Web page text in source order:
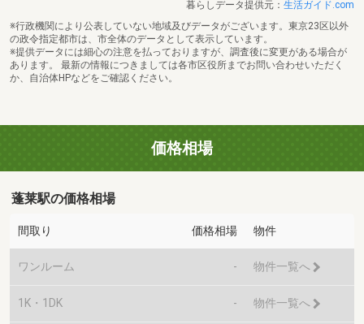
暮らしデータ提供元： 生活ガイド.com
※行政機関により公表していない地域及びデータがございます。東京23区以外
の政令指定都市は、市全体のデータとして表示しています。
※提供データには細心の注意を払っておりますが、調査後に変更がある場合が
あります。 最新の情報につきましては各市区役所までお問い合わせいただく
か、自治体HPなどをご確認ください。
価格相場
蓬莱駅の価格相場
間取り 価格相場 物件
ワンルーム - 物件一覧へ
1K・1DK - 物件一覧へ